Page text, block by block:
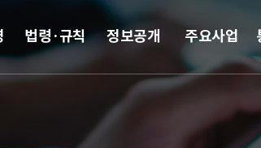
법령·규칙 정보공개 주요사업